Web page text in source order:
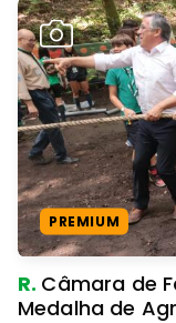
PREMIUM
R. Câmara de
Medalha de